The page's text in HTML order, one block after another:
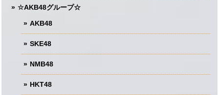
☆AKB48グループ☆
AKB48
SKE48
NMB48
HKT48